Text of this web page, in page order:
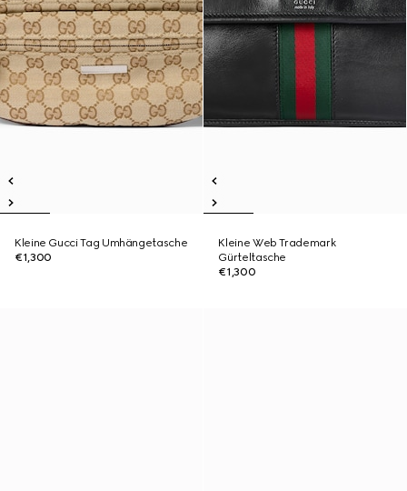
Kleine Gucci Tag Umhängetasche
€1,300
Kleine Web Trademark
Gürteltasche
€1,300